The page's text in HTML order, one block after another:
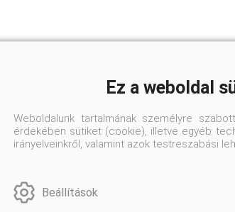
Ez a weboldal
Weboldalunk tartalmának személyre
érdekében sütiket (cookie), illetve egyéb
irányelveinkről, valamint azok testreszabási
Beállítások